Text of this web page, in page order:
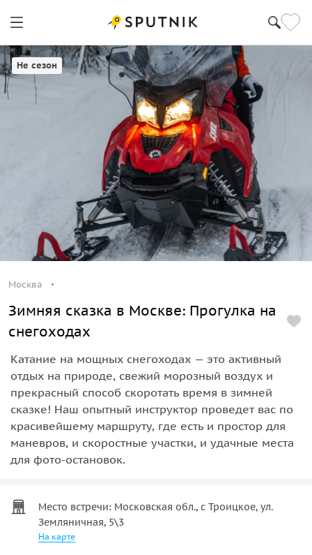
Не сезон
Москва
Зимняя сказка в Москве: Прогулка на
снегоходах
Катание на мощных снегоходах — это активный
отдых на природе, свежий морозный воздух и
прекрасный способ скоротать время в зимней
сказке! Наш опытный инструктор проведет вас по
красивейшему маршруту, где есть и простор для
маневров, и скоростные участки, и удачные места
для фото-остановок.
Место встречи: Московская обл., с Троицкое, ул.
Земляничная, 5\3
На карте